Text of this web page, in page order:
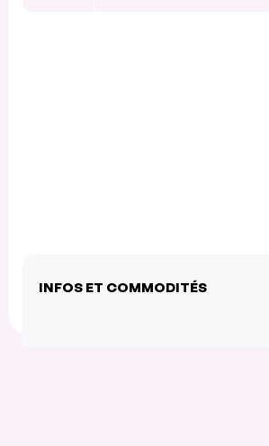
INFOS ET COMMODITÉS